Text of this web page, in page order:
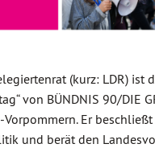
(kurz: LDR) ist
von BÜNDNIS 90/DIE
Er
und berät den